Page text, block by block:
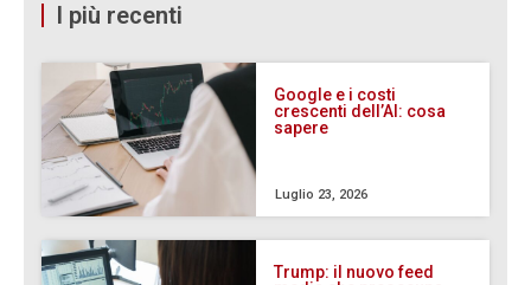
I più recenti
Google e i costi
crescenti dell’AI: cosa
sapere
Luglio 23, 2026
Trump: il nuovo feed